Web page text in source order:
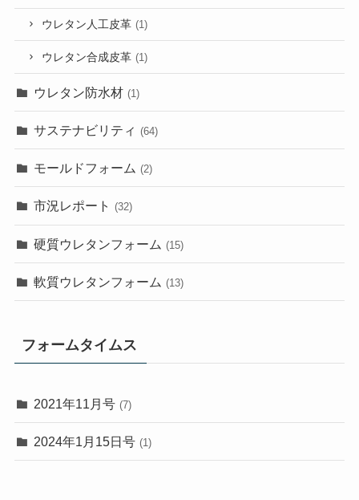
ウレタン人工皮革 (1)
ウレタン合成皮革 (1)
ウレタン防水材 (1)
サステナビリティ (64)
モールドフォーム (2)
市況レポート (32)
硬質ウレタンフォーム (15)
軟質ウレタンフォーム (13)
フォームタイムス
2021年11月号 (7)
2024年1月15日号 (1)